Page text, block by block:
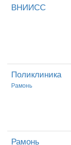
ВНИИСС
Поликлиника
Рамонь
Рамонь